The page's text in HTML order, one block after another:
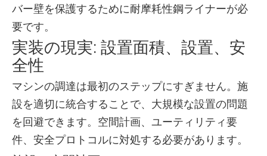
バー壁を保護するために耐摩耗性鋼ライナーが必
要です。
実装の現実: 設置面積、設置、安
全性
マシンの調達は最初のステップにすぎません。施
設を適切に統合することで、大規模な設置の問題
を回避できます。空間計画、ユーティリティ要
件、安全プロトコルに対処する必要があります。